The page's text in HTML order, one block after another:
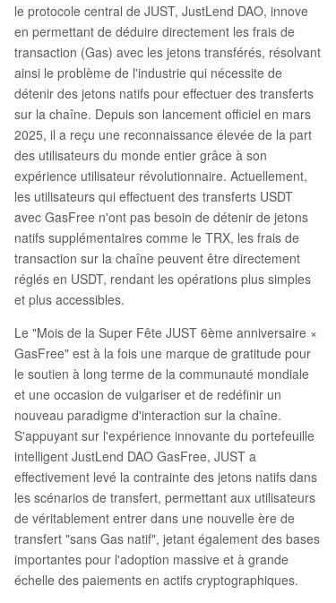
le protocole central de JUST, JustLend DAO, innove
en permettant de déduire directement les frais de
transaction (Gas) avec les jetons transférés, résolvant
ainsi le problème de l'industrie qui nécessite de
détenir des jetons natifs pour effectuer des transferts
sur la chaîne. Depuis son lancement officiel en mars
2025, il a reçu une reconnaissance élevée de la part
des utilisateurs du monde entier grâce à son
expérience utilisateur révolutionnaire. Actuellement,
les utilisateurs qui effectuent des transferts USDT
avec GasFree n'ont pas besoin de détenir de jetons
natifs supplémentaires comme le TRX, les frais de
transaction sur la chaîne peuvent être directement
réglés en USDT, rendant les opérations plus simples
et plus accessibles.
Le "Mois de la Super Fête JUST 6ème anniversaire ×
GasFree" est à la fois une marque de gratitude pour
le soutien à long terme de la communauté mondiale
et une occasion de vulgariser et de redéfinir un
nouveau paradigme d'interaction sur la chaîne.
S'appuyant sur l'expérience innovante du portefeuille
intelligent JustLend DAO GasFree, JUST a
effectivement levé la contrainte des jetons natifs dans
les scénarios de transfert, permettant aux utilisateurs
de véritablement entrer dans une nouvelle ère de
transfert "sans Gas natif", jetant également des bases
importantes pour l'adoption massive et à grande
échelle des paiements en actifs cryptographiques.